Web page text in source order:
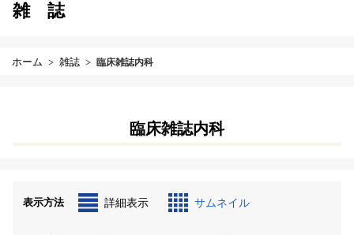
雑誌
ホーム 雑誌 臨床雑誌内科
臨床雑誌内科
表示方法 詳細表示 サムネイル